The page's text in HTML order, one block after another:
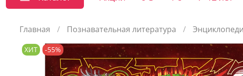
Главная Познавательная литература
ХИТ -55%